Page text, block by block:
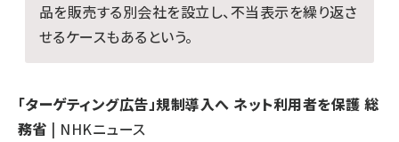
品を販売する別会社を設立し、不当表示を繰り返さ
せるケースもあるという。
「ターゲティング広告」規制導入へ ネット利用者を保護 総
務省 | NHKニュース